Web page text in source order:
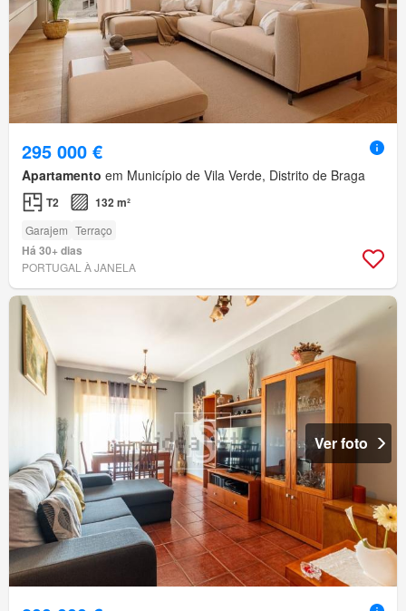
295 000 €
Apartamento em Município de Vila Verde, Distrito de Braga
T2 132 m²
Garajem Terraço
Há 30+ dias
PORTUGAL À JANELA
Ver foto